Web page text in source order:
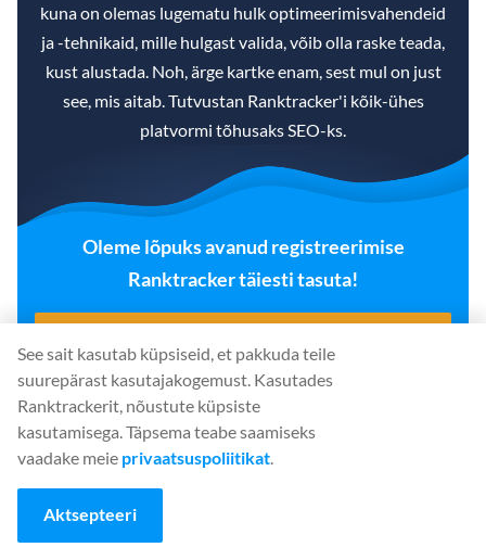
kuna on olemas lugematu hulk optimeerimisvahendeid
ja -tehnikaid, mille hulgast valida, võib olla raske teada,
kust alustada. Noh, ärge kartke enam, sest mul on just
see, mis aitab. Tutvustan Ranktracker'i kõik-ühes
platvormi tõhusaks SEO-ks.
Oleme lõpuks avanud registreerimise
Ranktracker täiesti tasuta!
Või logi sisse
See sait kasutab küpsiseid, et pakkuda teile
suurepärast kasutajakogemust. Kasutades
Ranktrackerit, nõustute küpsiste
kasutamisega. Täpsema teabe saamiseks
vaadake meie privaatsuspoliitikat.
Aktsepteeri